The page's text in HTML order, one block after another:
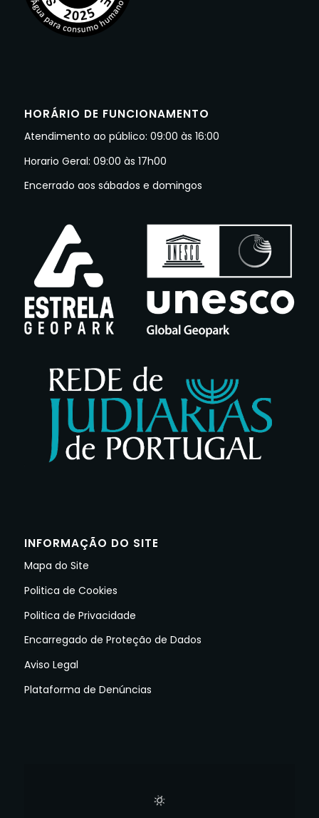
HORÁRIO DE FUNCIONAMENTO
Atendimento ao público: 09:00 às 16:00
Horario Geral: 09:00 às 17h00
Encerrado aos sábados e domingos
INFORMAÇÃO DO SITE
Mapa do Site
Politica de Cookies
Politica de Privacidade
Encarregado de Proteção de Dados
Aviso Legal
Plataforma de Denúncias